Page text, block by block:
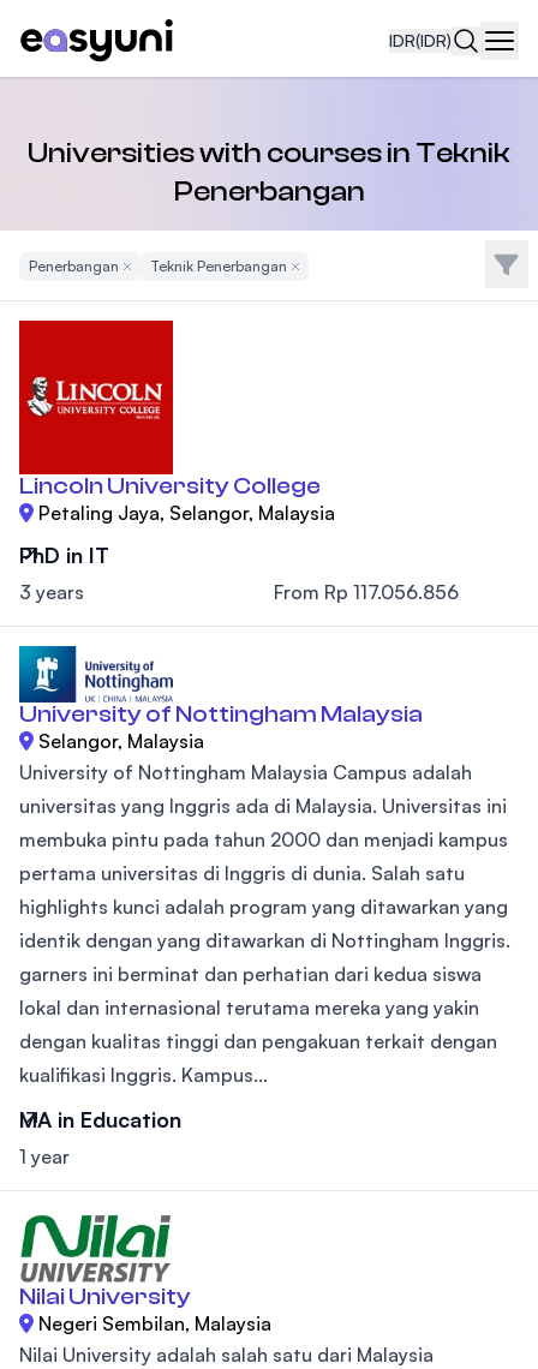
IDR(IDR)
Universities with courses in Teknik
Penerbangan
Penerbangan Remove Filter
Teknik Penerbangan Remove Filter Filter
Lincoln University College
Petaling Jaya, Selangor, Malaysia
PhD in IT
3 years From Rp 117.056.856
University of Nottingham Malaysia
Selangor, Malaysia
University of Nottingham Malaysia Campus adalah
universitas yang Inggris ada di Malaysia. Universitas ini
membuka pintu pada tahun 2000 dan menjadi kampus
pertama universitas di Inggris di dunia. Salah satu
highlights kunci adalah program yang ditawarkan yang
identik dengan yang ditawarkan di Nottingham Inggris.
garners ini berminat dan perhatian dari kedua siswa
lokal dan internasional terutama mereka yang yakin
dengan kualitas tinggi dan pengakuan terkait dengan
kualifikasi Inggris. Kampus...
MA in Education
1 year
Nilai University
Negeri Sembilan, Malaysia
Nilai University adalah salah satu dari Malaysia